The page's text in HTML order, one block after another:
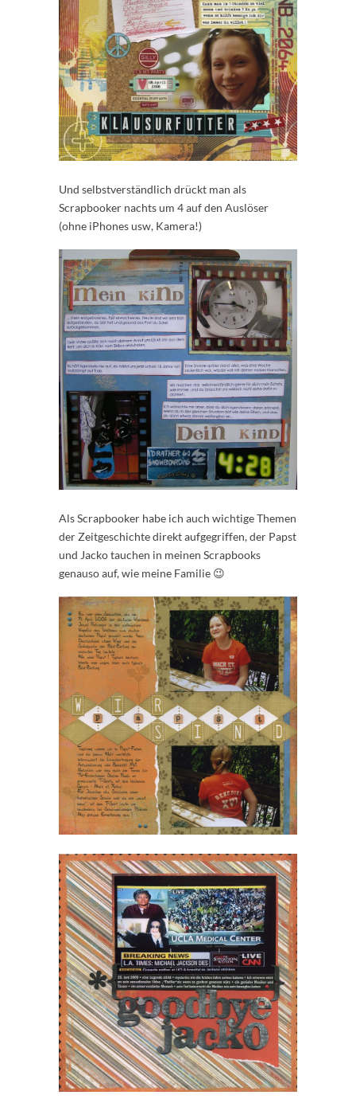
Und selbstverständlich drückt man als
Scrapbooker nachts um 4 auf den Auslöser
(ohne iPhones usw, Kamera!)
Als Scrapbooker habe ich auch wichtige Themen
der Zeitgeschichte direkt aufgegriffen, der Papst
und Jacko tauchen in meinen Scrapbooks
genauso auf, wie meine Familie 😉